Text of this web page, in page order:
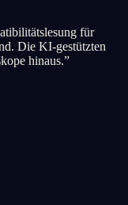
für
Die KI-gestützten
hinaus.”